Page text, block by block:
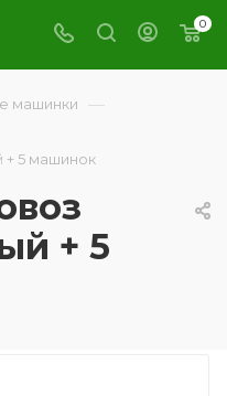
0
машинки —
+ 5 машинок
+ 5